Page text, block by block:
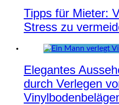
Tipps für Mieter:
Stress zu
Elegantes
durch Verlegen